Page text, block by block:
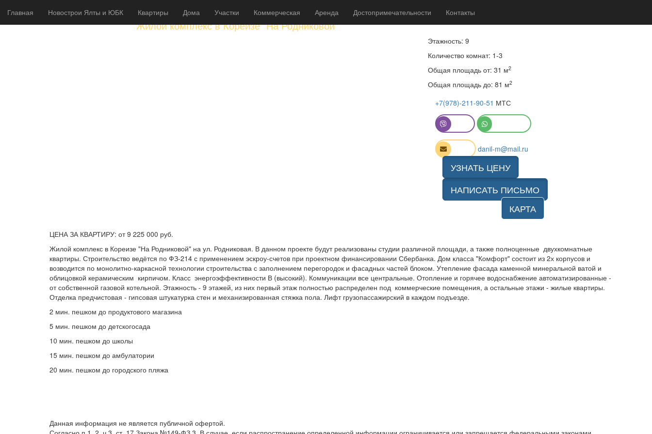
Главная Новострои Ялты и ЮБК Квартиры Дома Участки Коммерческая Аренда Достопримечательности Контакты
Жилой комплекс в Кореизе "На Родниковой"
от 195 000 до 330 000 руб.
Этажность: 9
Количество комнат: 1-3
Общая площадь от: 31 м2
Общая площадь до: 81 м2
+7(978)-211-90-51 МТС
danil-m@mail.ru
УЗНАТЬ ЦЕНУ
НАПИСАТЬ ПИСЬМО
КАРТА
ЦЕНА ЗА КВАРТИРУ: от 9 225 000 руб.
Жилой комплекс в Кореизе "На Родниковой" на ул. Родниковая. В данном проекте будут реализованы студии различной площади, а также полноценные двухкомнатные
квартиры. Строительство ведётся по ФЗ-214 с применением эскроу-счетов при проектном финансировании Сбербанка. Дом класса "Комфорт" состоит из 2х корпусов и
возводится по монолитно-каркасной технологии строительства с заполнением перегородок и фасадных частей блоком. Утепление фасада каменной минеральной ватой и
облицовкой керамическим кирпичом. Класс энергоэффективности В (высокий). Коммуникации все центральные. Отопление и горячее водоснабжение автоматизированные -
от собственной газовой котельной. Этажность - 9 этажей, из них первый этаж полностью распределен под коммерческие помещения, а остальные этажи - жилые квартиры.
Отделка предчистовая - гипсовая штукатурка стен и механизированная стяжка пола. Лифт грузопассажирский в каждом подъезде.
2 мин. пешком до продуктового магазина
5 мин. пешком до детскогосада
10 мин. пешком до школы
15 мин. пешком до амбулатории
20 мин. пешком до городского пляжа
Данная информация не является публичной офертой.